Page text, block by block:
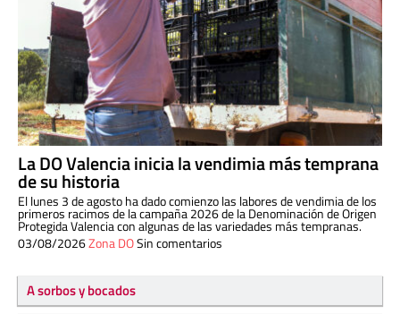
La DO Valencia inicia la vendimia más temprana
de su historia
El lunes 3 de agosto ha dado comienzo las labores de vendimia de los
primeros racimos de la campaña 2026 de la Denominación de Origen
Protegida Valencia con algunas de las variedades más tempranas.
03/08/2026Zona DOSin comentarios
A sorbos y bocados